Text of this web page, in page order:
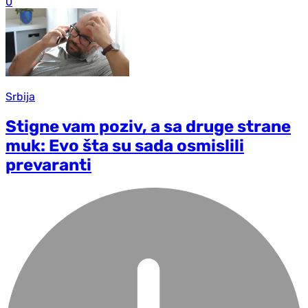
Srbija
Stigne vam poziv, a sa druge strane
muk: Evo šta su sada osmislili
prevaranti